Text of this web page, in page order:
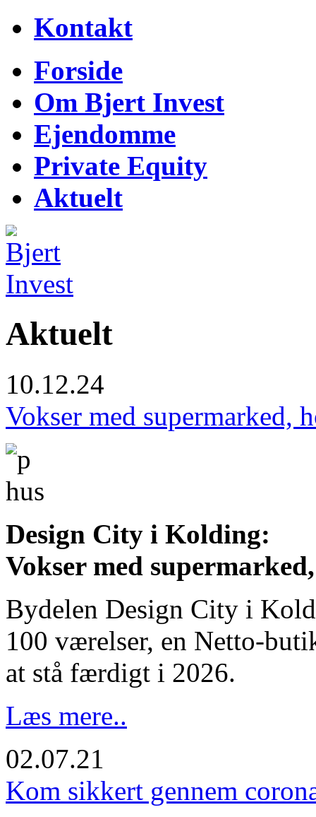
Kontakt
Forside
Om Bjert Invest
Ejendomme
Private Equity
Aktuelt
Aktuelt
10.12.24
Vokser med supermarked,
Design City i Kolding:
Vokser med
Bydelen Design City i
100 værelser, en Netto-
at stå færdigt i 2026.
Læs mere..
02.07.21
Kom sikkert gennem